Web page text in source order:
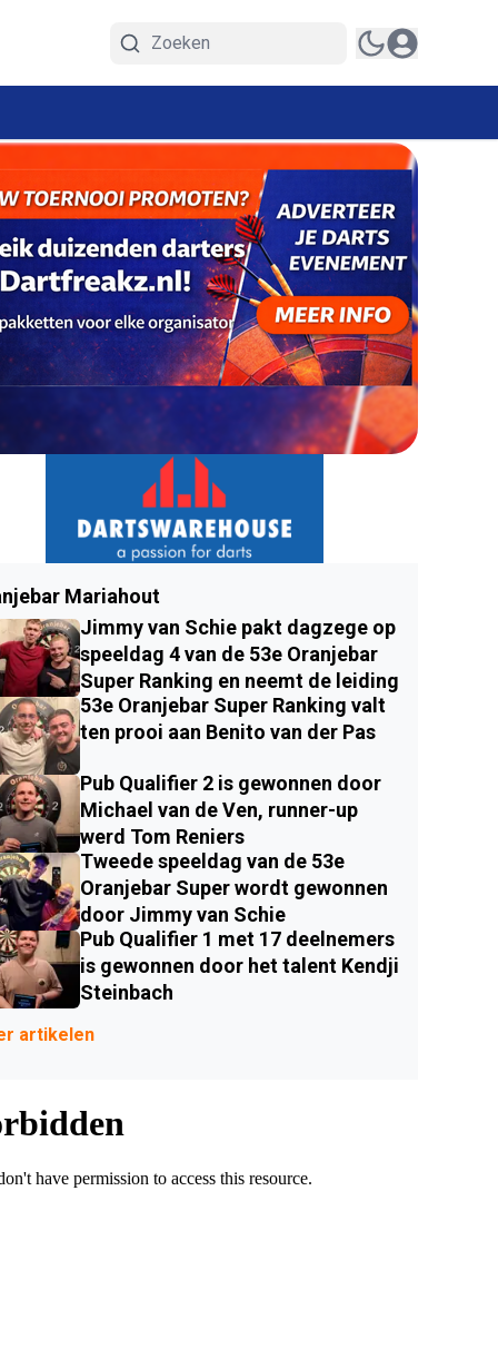
Mariahout
Jimmy van Schie pakt dagzege op
speeldag 4 van de 53e Oranjebar
Super Ranking en neemt de leiding
53e Oranjebar Super Ranking valt
ten prooi aan Benito van der Pas
Pub Qualifier 2 is gewonnen door
Michael van de Ven, runner-up
werd Tom Reniers
Tweede speeldag van de 53e
Oranjebar Super wordt gewonnen
door Jimmy van Schie
Pub Qualifier 1 met 17 deelnemers
is gewonnen door het talent Kendji
Steinbach
artikelen